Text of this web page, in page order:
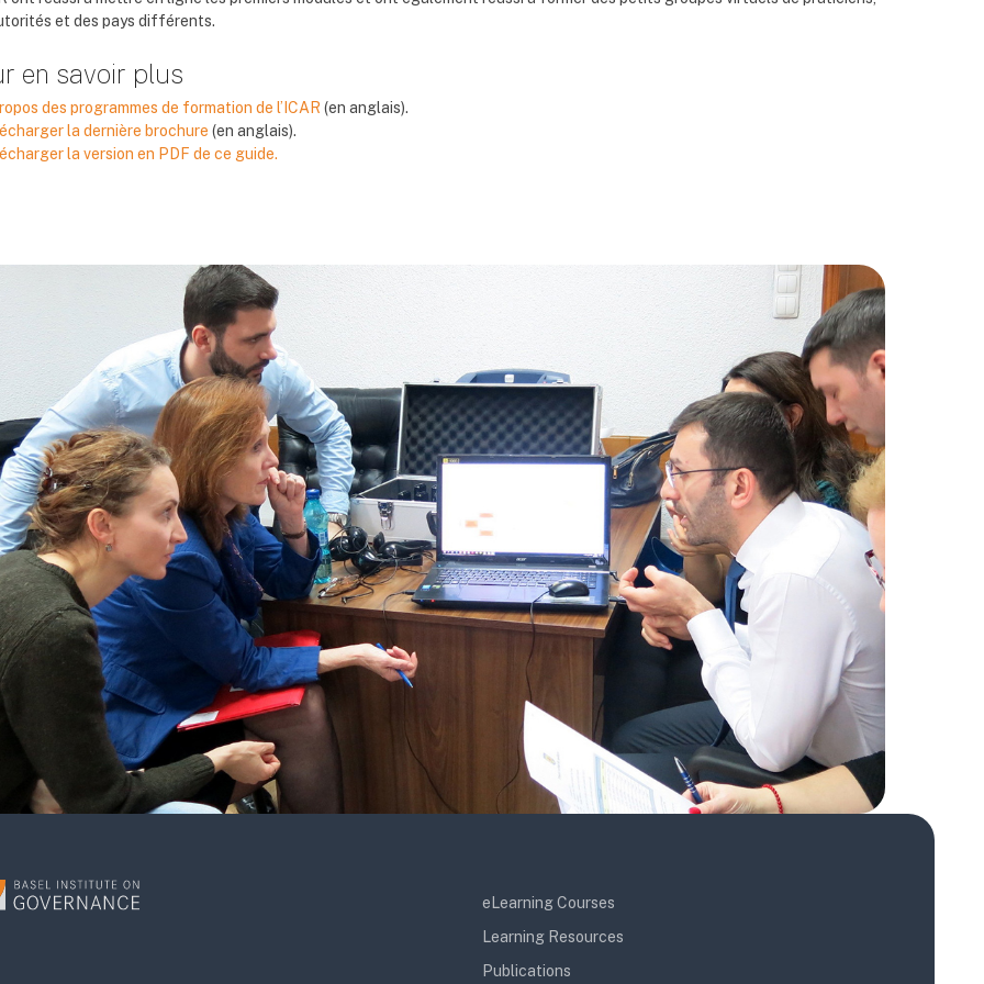
et des pays différents.
en savoir plus
des programmes de formation de l’ICAR (en anglais).
la dernière brochure (en anglais).
la version en PDF de ce guide.
eLearning Courses
Learning Resources
Publications